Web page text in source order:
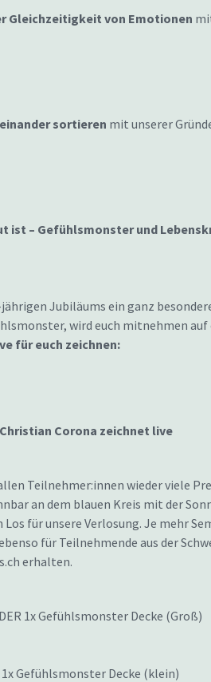
Gleichzeitigkeit von Emotionen
sortieren mit unserer
ist – Gefühlsmonster und
Jubiläums ein ganz
wird euch mitnehmen
für euch zeichnen:
Corona zeichnet live
Teilnehmer:innen wieder viele
an dem blauen Kreis mit der
für unsere Verlosung. Je mehr
für Teilnehmende aus der
erhalten.
1x Gefühlsmonster Decke (Groß)
Gefühlsmonster Decke (klein)